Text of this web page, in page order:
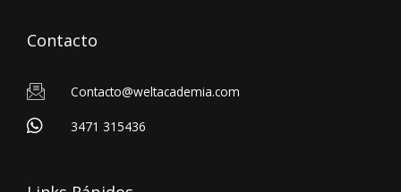
Contacto
Contacto@weltacademia.com
3471 315436